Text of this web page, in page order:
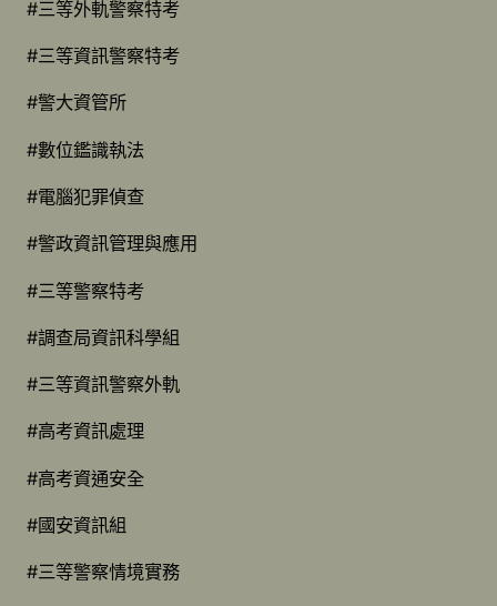
#三等外軌警察特考
#三等資訊警察特考
#警大資管所
#數位鑑識執法
#電腦犯罪偵查
#警政資訊管理與應用
#三等警察特考
#調查局資訊科學組
#三等資訊警察外軌
#高考資訊處理
#高考資通安全
#國安資訊組
#三等警察情境實務